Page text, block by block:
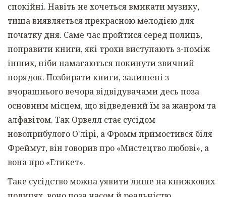
спокійні. Навіть не хочеться вмикати музику,
тиша виявляється прекрасною мелодією для
початку дня. Саме час пройтися серед полиць,
поправити книги, які трохи виступають з-поміж
інших, ніби намагаються покинути звичний
порядок. Позбирати книги, залишені з
вчорашнього вечора відвідувачами десь поза
основним місцем, що відведений їм за жанром та
алфавітом. Так Орвелл стає сусідом
новоприбулого О'лірі, а Фромм примостився біля
Фреймут, він говорив про «Мистецтво любові», а
вона про «Етикет».
Таке сусідство можна уявити лише на книжкових